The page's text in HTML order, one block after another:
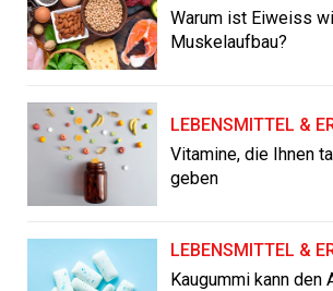
Warum ist Eiweiss
Muskelaufbau?
LEBENSMITTEL &
Vitamine, die Ihnen
geben
LEBENSMITTEL &
Kaugummi kann den